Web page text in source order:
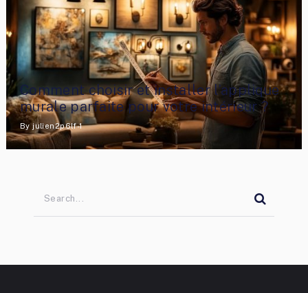
Comment choisir et installer l’applique
murale parfaite pour votre intérieur ?
By julien2p6lf-1